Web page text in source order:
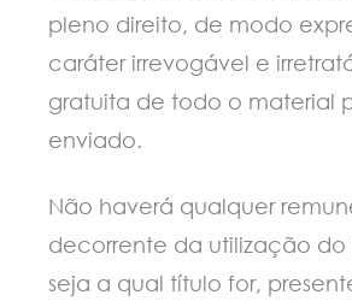
pleno direito, de modo
caráter irrevogável e
gratuita de todo o material
enviado.
Não haverá qualquer
decorrente da utilização do
seja a qual título for,